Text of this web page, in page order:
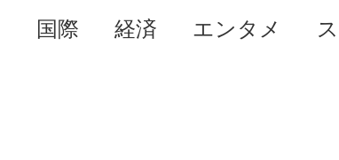
国際 経済 エンタメ